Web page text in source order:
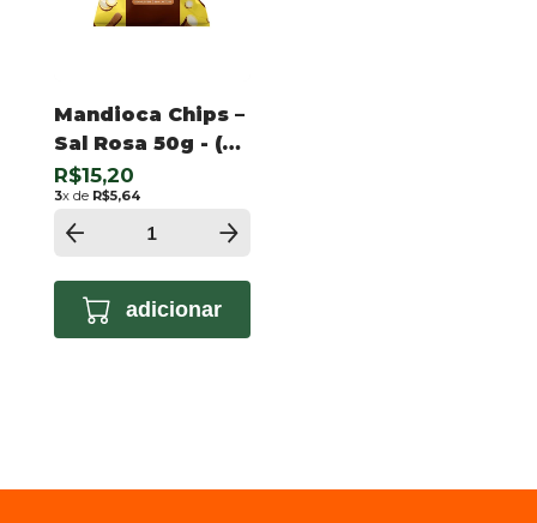
Mandioca Chips –
Sal Rosa 50g - (2
unidades)
R$15,20
3x de R$5,64
adicionar